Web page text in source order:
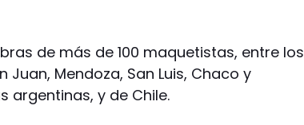
de más de 100 maquetistas, entre los
Mendoza, San Luis, Chaco y
argentinas, y de Chile.